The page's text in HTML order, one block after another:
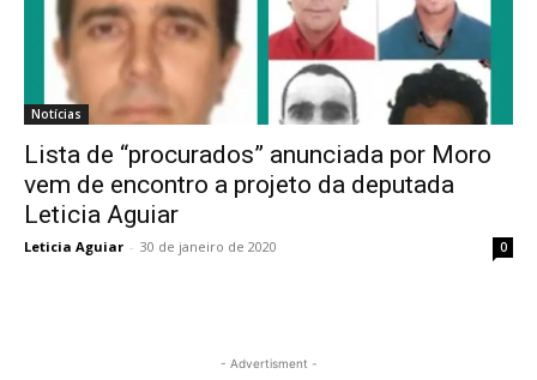
Notícias
Lista de “procurados” anunciada por Moro
vem de encontro a projeto da deputada
Leticia Aguiar
Leticia Aguiar - 30 de janeiro de 2020 0
- Advertisment -